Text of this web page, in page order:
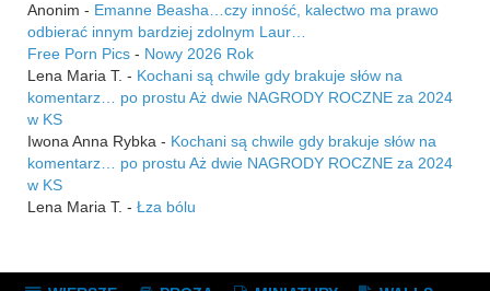
Anonim - Emanne Beasha…czy inność, kalectwo ma prawo
odbierać innym bardziej zdolnym Laur…
Free Porn Pics - Nowy 2026 Rok
Lena Maria T. - Kochani są chwile gdy brakuje słów na
komentarz… po prostu Aż dwie NAGRODY ROCZNE za 2024
w KS
Iwona Anna Rybka - Kochani są chwile gdy brakuje słów na
komentarz… po prostu Aż dwie NAGRODY ROCZNE za 2024
w KS
Lena Maria T. - Łza bólu